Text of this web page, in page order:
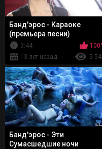
Банд'эрос - Караоке
(премьера песни)
3:44
13 лет назад
5
Банд'эрос - Эти
Сумасшедшие ночи